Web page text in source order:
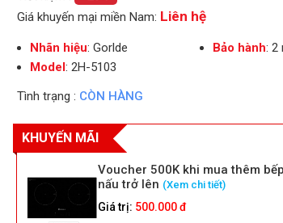
Giá khuyến mại miền Nam: Liên hệ
Nhãn hiệu: Gorlde Bảo hành: 2
Model: 2H-5103
Tình trạng : CÒN HÀNG
KHUYẾN MÃI
Voucher 500K khi mua thêm
nấu trở lên (Xem chi tiết)
Giá trị: 500.000 đ